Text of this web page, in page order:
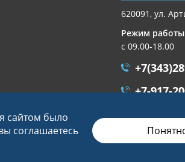
620091, ул.
Режим
с 09.00-18.00
+7-917-
сайтом было
соглашаетесь